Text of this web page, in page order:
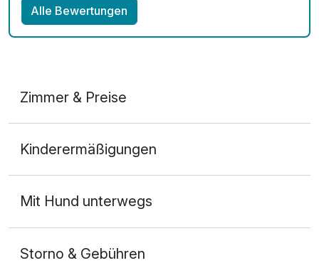
Preis dabei! Ich kann das Hotel Hasistein nur
empfehlen!! Wir würden es wieder buchen, vielen
Dank!!
Alle Bewertungen
Zimmer & Preise
2 Erwachsene und 1 Kind
Kinderermäßigungen
Mit Hund unterwegs
Storno & Gebühren